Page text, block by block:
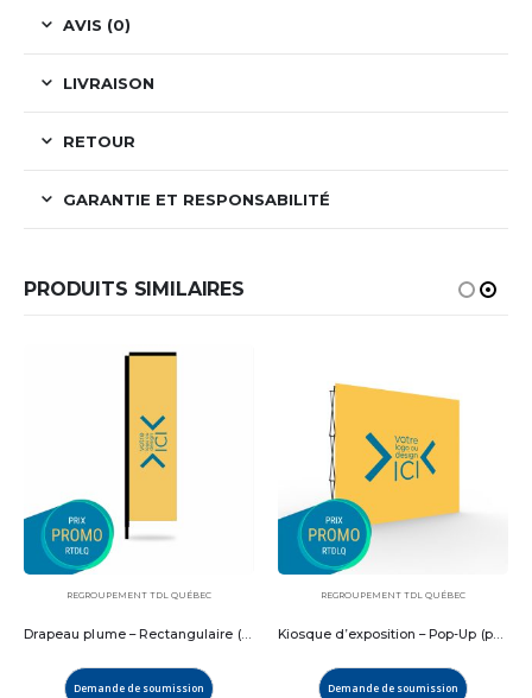
AVIS (0)
LIVRAISON
RETOUR
GARANTIE ET RESPONSABILITÉ
PRODUITS SIMILAIRES
REGROUPEMENT TDL QUÉBEC
Drapeau plume – Rectangulaire (personnalisé)
Demande de soumission
REGROUPEMENT TDL QUÉBEC
Kiosque d’exposition – Pop-Up (personnalisé)
Demande de soumission